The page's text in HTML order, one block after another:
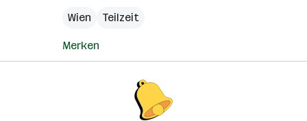
Wien
Teilzeit
Merken